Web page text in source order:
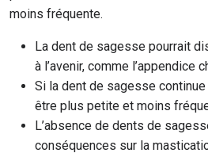
moins fréquente.
La dent de sagesse pourrait
à l’avenir, comme l’appendice
Si la dent de sagesse
être plus petite et moins
L’absence de dents de
conséquences sur la